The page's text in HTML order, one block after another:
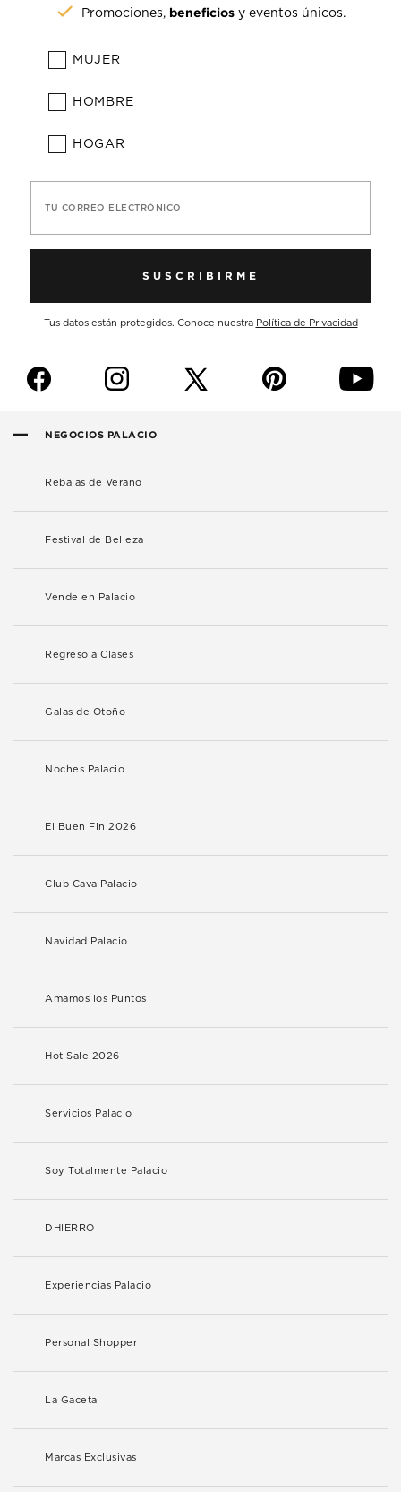
Promociones, beneficios y eventos únicos.
MUJER
HOMBRE
HOGAR
TU CORREO ELECTRÓNICO
SUSCRIBIRME
Tus datos están protegidos. Conoce nuestra Política de Privacidad
f i p y
NEGOCIOS PALACIO
Rebajas de Verano
Festival de Belleza
Vende en Palacio
Regreso a Clases
Galas de Otoño
Noches Palacio
El Buen Fin 2026
Club Cava Palacio
Navidad Palacio
Amamos los Puntos
Hot Sale 2026
Servicios Palacio
Soy Totalmente Palacio
DHIERRO
Experiencias Palacio
Personal Shopper
La Gaceta
Marcas Exclusivas